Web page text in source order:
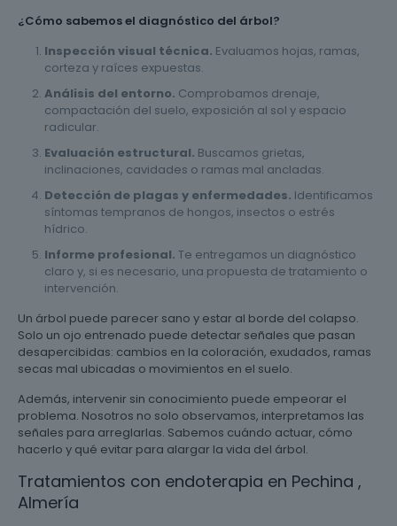
¿Cómo sabemos el diagnóstico del árbol?
Inspección visual técnica. Evaluamos hojas, ramas,
corteza y raíces expuestas.
Análisis del entorno. Comprobamos drenaje,
compactación del suelo, exposición al sol y espacio
radicular.
Evaluación estructural. Buscamos grietas,
inclinaciones, cavidades o ramas mal ancladas.
Detección de plagas y enfermedades. Identificamos
síntomas tempranos de hongos, insectos o estrés
hídrico.
Informe profesional. Te entregamos un diagnóstico
claro y, si es necesario, una propuesta de tratamiento o
intervención.
Un árbol puede parecer sano y estar al borde del colapso.
Solo un ojo entrenado puede detectar señales que pasan
desapercibidas: cambios en la coloración, exudados, ramas
secas mal ubicadas o movimientos en el suelo.
Además, intervenir sin conocimiento puede empeorar el
problema. Nosotros no solo observamos, interpretamos las
señales para arreglarlas. Sabemos cuándo actuar, cómo
hacerlo y qué evitar para alargar la vida del árbol.
Tratamientos con endoterapia en Pechina ,
Almería